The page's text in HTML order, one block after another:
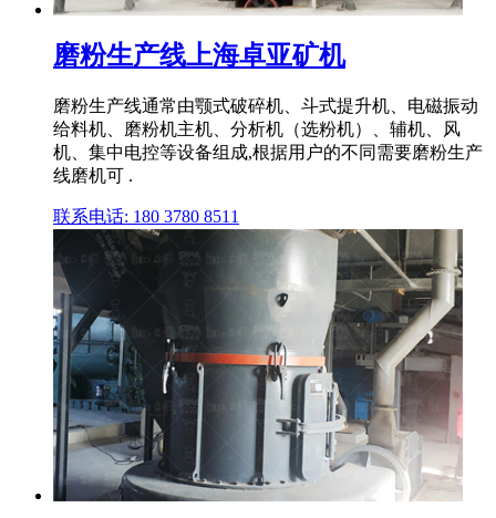
磨粉生产线上海卓亚矿机
磨粉生产线通常由颚式破碎机、斗式提升机、电磁振动
给料机、磨粉机主机、分析机（选粉机）、辅机、风
机、集中电控等设备组成,根据用户的不同需要磨粉生产
线磨机可 .
联系电话: 180 3780 8511